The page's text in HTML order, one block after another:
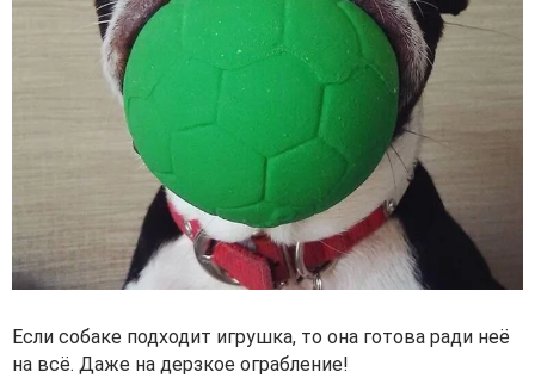
Если собаке подходит игрушка, то она готова ради неё
на всё. Даже на дерзкое ограбление!